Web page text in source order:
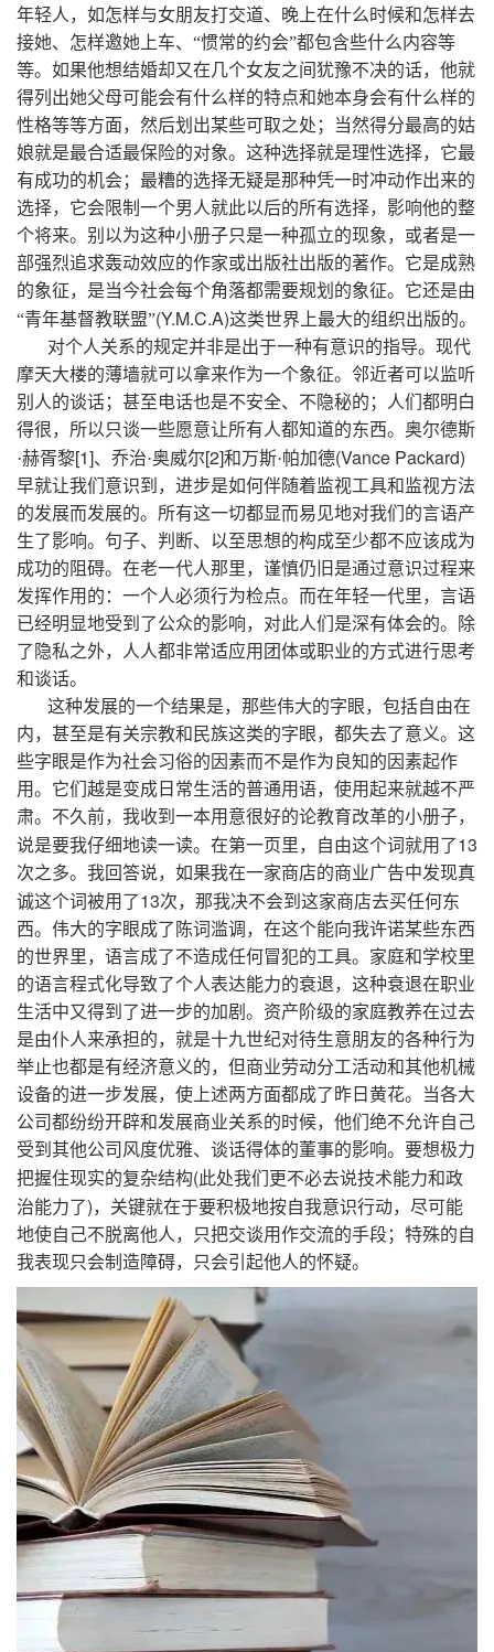
年轻人，如怎样与女朋友打交道、晚上在什么时候和怎样去
接她、怎样邀她上车、“惯常的约会”都包含些什么内容等
等。如果他想结婚却又在几个女友之间犹豫不决的话，他就
得列出她父母可能会有什么样的特点和她本身会有什么样的
性格等等方面，然后划出某些可取之处；当然得分最高的姑
娘就是最合适最保险的对象。这种选择就是理性选择，它最
有成功的机会；最糟的选择无疑是那种凭一时冲动作出来的
选择，它会限制一个男人就此以后的所有选择，影响他的整
个将来。别以为这种小册子只是一种孤立的现象，或者是一
部强烈追求轰动效应的作家或出版社出版的著作。它是成熟
的象征，是当今社会每个角落都需要规划的象征。它还是由
“青年基督教联盟”(Y.M.C.A)这类世界上最大的组织出版的。
对个人关系的规定并非是出于一种有意识的指导。现代
摩天大楼的薄墙就可以拿来作为一个象征。邻近者可以监听
别人的谈话；甚至电话也是不安全、不隐秘的；人们都明白
得很，所以只谈一些愿意让所有人都知道的东西。奥尔德斯
·赫胥黎[1]、乔治·奥威尔[2]和万斯·帕加德(Vance Packard)
早就让我们意识到，进步是如何伴随着监视工具和监视方法
的发展而发展的。所有这一切都显而易见地对我们的言语产
生了影响。句子、判断、以至思想的构成至少都不应该成为
成功的阻碍。在老一代人那里，谨慎仍旧是通过意识过程来
发挥作用的：一个人必须行为检点。而在年轻一代里，言语
已经明显地受到了公众的影响，对此人们是深有体会的。除
了隐私之外，人人都非常适应用团体或职业的方式进行思考
和谈话。
这种发展的一个结果是，那些伟大的字眼，包括自由在
内，甚至是有关宗教和民族这类的字眼，都失去了意义。这
些字眼是作为社会习俗的因素而不是作为良知的因素起作
用。它们越是变成日常生活的普通用语，使用起来就越不严
肃。不久前，我收到一本用意很好的论教育改革的小册子，
说是要我仔细地读一读。在第一页里，自由这个词就用了13
次之多。我回答说，如果我在一家商店的商业广告中发现真
诚这个词被用了13次，那我决不会到这家商店去买任何东
西。伟大的字眼成了陈词滥调，在这个能向我许诺某些东西
的世界里，语言成了不造成任何冒犯的工具。家庭和学校里
的语言程式化导致了个人表达能力的衰退，这种衰退在职业
生活中又得到了进一步的加剧。资产阶级的家庭教养在过去
是由仆人来承担的，就是十九世纪对待生意朋友的各种行为
举止也都是有经济意义的，但商业劳动分工活动和其他机械
设备的进一步发展，使上述两方面都成了昨日黄花。当各大
公司都纷纷开辟和发展商业关系的时候，他们绝不允许自己
受到其他公司风度优雅、谈话得体的董事的影响。要想极力
把握住现实的复杂结构(此处我们更不必去说技术能力和政
治能力了)，关键就在于要积极地按自我意识行动，尽可能
地使自己不脱离他人，只把交谈用作交流的手段；特殊的自
我表现只会制造障碍，只会引起他人的怀疑。